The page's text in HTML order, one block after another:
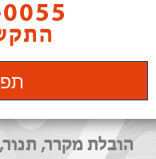
הובלת מקרר,